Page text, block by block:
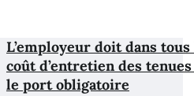
L’employeur doit dans
coût d’entretien des
le port obligatoire